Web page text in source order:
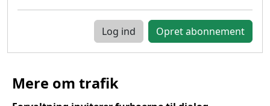
Log ind
Mere om trafik